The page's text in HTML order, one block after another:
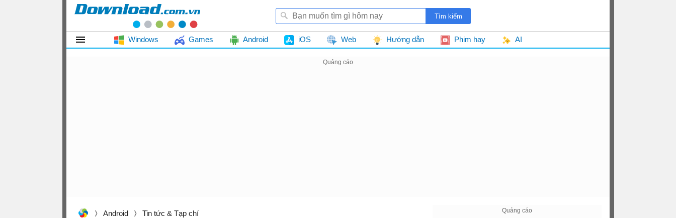
Windows Games Android iOS Web Hướng dẫn Phim hay AI
Android Tin tức & Tạp chí